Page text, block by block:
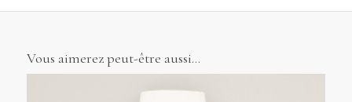
Vous aimerez peut-être aussi…